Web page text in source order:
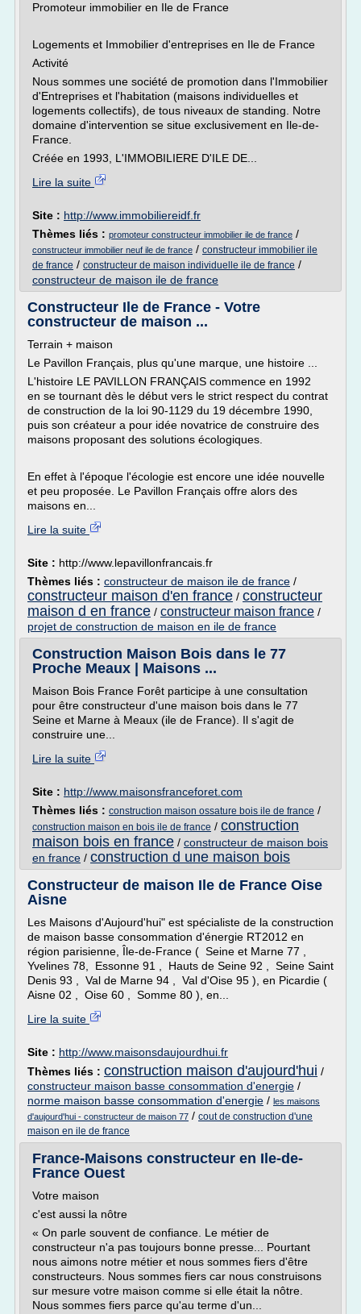
Promoteur immobilier en Ile de France
Logements et Immobilier d'entreprises en Ile de France
Activité
Nous sommes une société de promotion dans l'Immobilier
d'Entreprises et l'habitation (maisons individuelles et
logements collectifs), de tous niveaux de standing. Notre
domaine d'intervention se situe exclusivement en Ile-de-
France.
Créée en 1993, L'IMMOBILIERE D'ILE DE...
Lire la suite
Site : http://www.immobiliereidf.fr
Thèmes liés : promoteur constructeur immobilier ile de france /
constructeur immobilier neuf ile de france / constructeur immobilier ile
de france / constructeur de maison individuelle ile de france /
constructeur de maison ile de france
Constructeur Ile de France - Votre
constructeur de maison ...
Terrain + maison
Le Pavillon Français, plus qu'une marque, une histoire ...
L'histoire LE PAVILLON FRANÇAIS commence en 1992
en se tournant dès le début vers le strict respect du contrat
de construction de la loi 90-1129 du 19 décembre 1990,
puis son créateur a pour idée novatrice de construire des
maisons proposant des solutions écologiques.
En effet à l'époque l'écologie est encore une idée nouvelle
et peu proposée. Le Pavillon Français offre alors des
maisons en...
Lire la suite
Site : http://www.lepavillonfrancais.fr
Thèmes liés : constructeur de maison ile de france /
constructeur maison d'en france / constructeur
maison d en france / constructeur maison france /
projet de construction de maison en ile de france
Construction Maison Bois dans le 77
Proche Meaux | Maisons ...
Maison Bois France Forêt participe à une consultation
pour être constructeur d'une maison bois dans le 77
Seine et Marne à Meaux (ile de France). Il s'agit de
construire une...
Lire la suite
Site : http://www.maisonsfranceforet.com
Thèmes liés : construction maison ossature bois ile de france /
construction maison en bois ile de france / construction
maison bois en france / constructeur de maison bois
en france / construction d une maison bois
Constructeur de maison Ile de France Oise
Aisne
Les Maisons d'Aujourd'hui" est spécialiste de la construction
de maison basse consommation d'énergie RT2012 en
région parisienne, Île-de-France ( Seine et Marne 77 ,
Yvelines 78, Essonne 91 , Hauts de Seine 92 , Seine Saint
Denis 93 , Val de Marne 94 , Val d'Oise 95 ), en Picardie (
Aisne 02 , Oise 60 , Somme 80 ), en...
Lire la suite
Site : http://www.maisonsdaujourdhui.fr
Thèmes liés : construction maison d'aujourd'hui /
constructeur maison basse consommation d'energie /
norme maison basse consommation d'energie / les maisons
d'aujourd'hui - constructeur de maison 77 / cout de construction d'une
maison en ile de france
France-Maisons constructeur en Ile-de-
France Ouest
Votre maison
c'est aussi la nôtre
« On parle souvent de confiance. Le métier de
constructeur n'a pas toujours bonne presse... Pourtant
nous aimons notre métier et nous sommes fiers d'être
constructeurs. Nous sommes fiers car nous construisons
sur mesure votre maison comme si elle était la nôtre.
Nous sommes fiers parce qu'au terme d'un...